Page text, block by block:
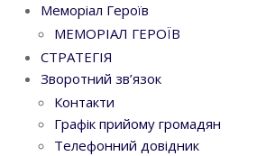
Меморіал Героїв
МЕМОРІАЛ ГЕРОЇВ
СТРАТЕГІЯ
Зворотний зв’язок
Контакти
Графік прийому громадян
Телефонний довідник